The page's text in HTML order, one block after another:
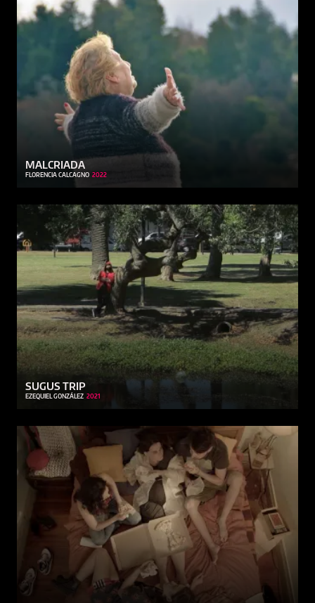
MALCRIADA
FLORENCIA CALCAGNO 2022
SUGUS TRIP
EZEQUIEL GONZÁLEZ 2021